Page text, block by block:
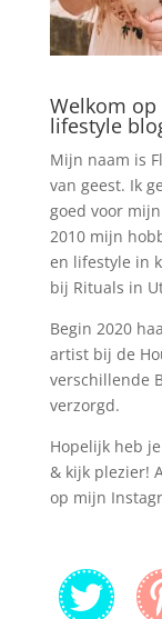
Welkom
lifestyle
Mijn naam is
van geest. Ik
goed voor
2010 mijn
en lifestyle in
bij Rituals in
Begin 2020
artist bij de
verschillende
verzorgd.
Hopelijk heb
& kijk plezier!
op mijn